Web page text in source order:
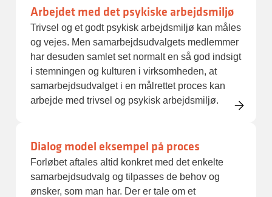
Arbejdet med det psykiske arbejdsmiljø
Trivsel og et godt psykisk arbejdsmiljø kan måles
og vejes. Men samarbejdsudvalgets medlemmer
har desuden samlet set normalt en så god indsigt
i stemningen og kulturen i virksomheden, at
samarbejdsudvalget i en målrettet proces kan
arbejde med trivsel og psykisk arbejdsmiljø.
Dialog model eksempel på proces
Forløbet aftales altid konkret med det enkelte
samarbejdsudvalg og tilpasses de behov og
ønsker, som man har. Der er tale om et